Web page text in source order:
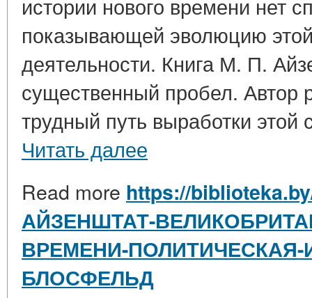
истории нового времени нет
показывающей эволюцию
деятельности. Книга М. П.
существенный пробел. Автор
трудный путь выработки
Читать далее
Read more https://
АЙЗЕНШТАТ-
ВРЕМЕНИ-ПОЛИТИЧЕСКАЯ-
БЛОСФЕЛЬД